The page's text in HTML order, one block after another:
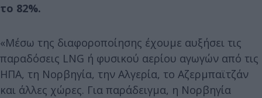
το 82%.
«Μέσω της διαφοροποίησης έχουμε αυξήσει τις
παραδόσεις LNG ή φυσικού αερίου αγωγών από τις
ΗΠΑ, τη Νορβηγία, την Αλγερία, το Αζερμπαϊτζάν
και άλλες χώρες. Για παράδειγμα, η Νορβηγία